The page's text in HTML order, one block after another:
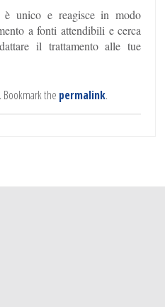
unico e reagisce in modo
a fonti attendibili e cerca
il trattamento alle tue
. Bookmark the permalink.